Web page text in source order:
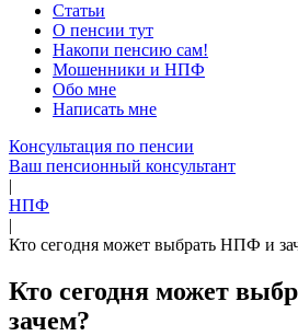
Статьи
О пенсии тут
Накопи пенсию сам!
Мошенники и НПФ
Обо мне
Написать мне
Консультация по пенсии
Ваш пенсионный консультант
|
НПФ
|
Кто сегодня может выбрать НПФ и
Кто сегодня может
зачем?